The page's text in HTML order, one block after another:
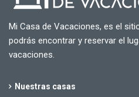
Mi Casa de Vacaciones, es el
podrás encontrar y reservar el
vacaciones.
Nuestras casas